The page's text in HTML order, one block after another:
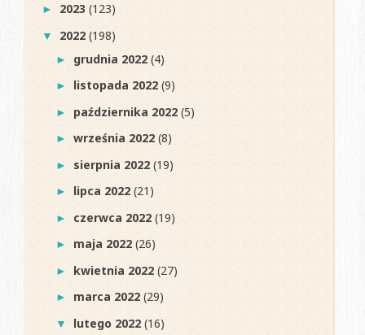
► 2023(123)
▼ 2022(198)
► grudnia 2022(4)
► listopada 2022(9)
► października 2022(5)
►września 2022(8)
► sierpnia 2022(19)
► lipca 2022(21)
► czerwca 2022(19)
► maja 2022(26)
► kwietnia 2022(27)
► marca 2022(29)
▼ lutego 2022(16)